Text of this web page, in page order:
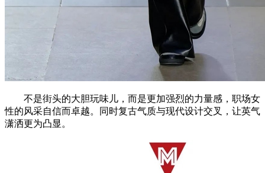
不是街头的大胆玩味儿，而是更加强烈的力量感，职场女
性的风采自信而卓越。同时复古气质与现代设计交叉，让英气
潇洒更为凸显。